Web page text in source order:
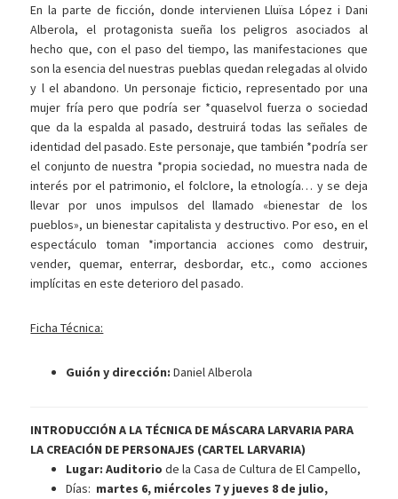
En la parte de ficción, donde intervienen Lluïsa López i Dani
Alberola, el protagonista sueña los peligros asociados al
hecho que, con el paso del tiempo, las manifestaciones que
son la esencia del nuestras pueblas quedan relegadas al olvido
y l el abandono. Un personaje ficticio, representado por una
mujer fría pero que podría ser *quaselvol fuerza o sociedad
que da la espalda al pasado, destruirá todas las señales de
identidad del pasado. Este personaje, que también *podría ser
el conjunto de nuestra *propia sociedad, no muestra nada de
interés por el patrimonio, el folclore, la etnología… y se deja
llevar por unos impulsos del llamado «bienestar de los
pueblos», un bienestar capitalista y destructivo. Por eso, en el
espectáculo toman *importancia acciones como destruir,
vender, quemar, enterrar, desbordar, etc., como acciones
implícitas en este deterioro del pasado.
Ficha Técnica:
Guión y dirección:Daniel Alberola
INTRODUCCIÓN A LA TÉCNICA DE MÁSCARA LARVARIA PARA
LA CREACIÓN DE PERSONAJES (CARTEL LARVARIA)
Lugar: Auditorio de la Casa de Cultura de El Campello,
Días: martes 6, miércoles 7 y jueves 8 de julio,